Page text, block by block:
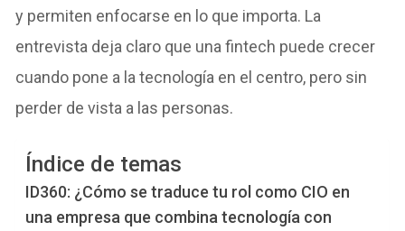
y permiten enfocarse en lo que importa. La
entrevista deja claro que una fintech puede crecer
cuando pone a la tecnología en el centro, pero sin
perder de vista a las personas.
Índice de temas
ID360: ¿Cómo se traduce tu rol como CIO en
una empresa que combina tecnología con